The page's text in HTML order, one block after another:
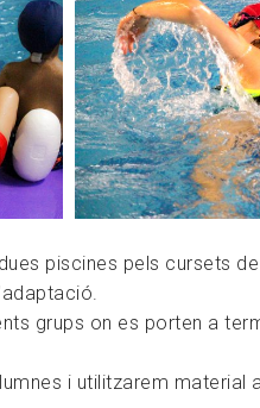
piscines pels cursets
grups on es porten a
i utilitzarem